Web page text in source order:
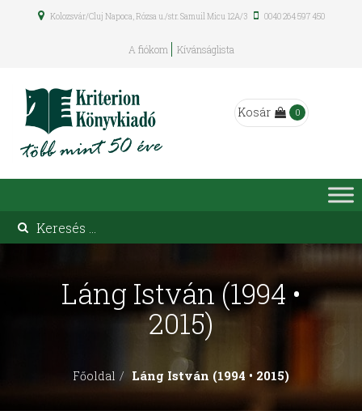
Kolozsvár/Cluj Napoca, Rózsa u./str. Samuil Micu 12A/3 0040 264 597 450
A fiókom Kívánságlista
Kosár 0
Láng István (1994 •
2015)
Főoldal Láng István (1994 • 2015)